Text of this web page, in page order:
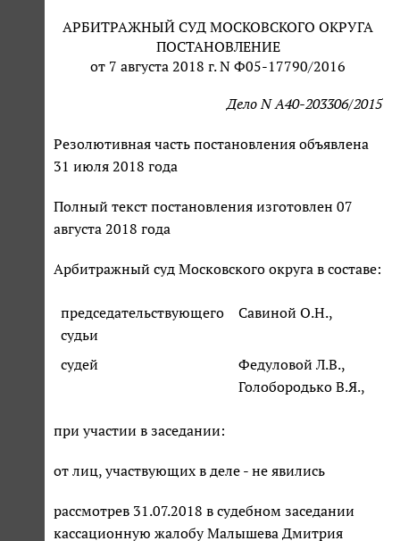
АРБИТРАЖНЫЙ СУД МОСКОВСКОГО ОКРУГА
ПОСТАНОВЛЕНИЕ
от 7 августа 2018 г. N Ф05-17790/2016
Дело N А40-203306/2015
Резолютивная часть постановления объявлена
31 июля 2018 года
Полный текст постановления изготовлен 07
августа 2018 года
Арбитражный суд Московского округа в составе:
председательствующего
судьи
Савиной О.Н.,
судей
Федуловой Л.В.,
Голобородько В.Я.,
при участии в заседании:
от лиц, участвующих в деле - не явились
рассмотрев 31.07.2018 в судебном заседании
кассационную жалобу Малышева Дмитрия